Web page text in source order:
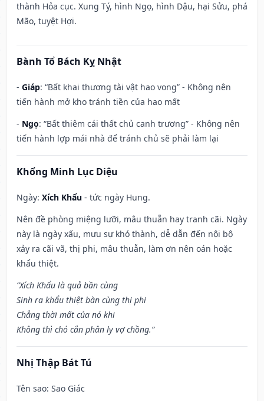
thành Hỏa cục. Xung Tý, hình Ngọ, hình Dậu, hại Sửu, phá
Mão, tuyệt Hợi.
Bành Tổ Bách Kỵ Nhật
- Giáp: “Bất khai thương tài vật hao vong” - Không nên
tiến hành mở kho tránh tiền của hao mất
- Ngọ: “Bất thiêm cái thất chủ canh trương” - Không nên
tiến hành lợp mái nhà để tránh chủ sẽ phải làm lại
Khổng Minh Lục Diệu
Ngày: Xích Khẩu - tức ngày Hung.
Nên đề phòng miệng lưỡi, mâu thuẫn hay tranh cãi. Ngày
này là ngày xấu, mưu sự khó thành, dễ dẫn đến nội bộ
xảy ra cãi vã, thị phi, mâu thuẫn, làm ơn nên oán hoặc
khẩu thiệt.
“Xích Khẩu là quả bần cùng
Sinh ra khẩu thiệt bàn cùng thị phi
Chẳng thời mất của nó khi
Không thì chó cắn phân ly vợ chồng.”
Nhị Thập Bát Tú
Tên sao: Sao Giác